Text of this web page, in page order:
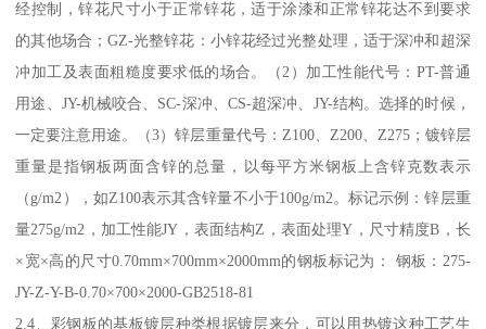
经控制，锌花尺寸小于正常锌花，适于涂漆和正常锌花达不到要求
的其他场合；GZ-光整锌花：小锌花经过光整处理，适于深冲和超深
冲加工及表面粗糙度要求低的场合。（2）加工性能代号：PT-普通
用途、JY-机械咬合、SC-深冲、CS-超深冲、JY-结构。选择的时候，
一定要注意用途。（3）锌层重量代号：Z100、Z200、Z275；镀锌层
重量是指钢板两面含锌的总量，以每平方米钢板上含锌克数表示
（g/m2），如Z100表示其含锌量不小于100g/m2。标记示例：锌层重
量275g/m2，加工性能JY，表面结构Z，表面处理Y，尺寸精度B，长
×宽×高的尺寸0.70mm×700mm×2000mm的钢板标记为： 钢板：275-
JY-Z-Y-B-0.70×700×2000-GB2518-81
2.4、彩钢板的基板镀层种类根据镀层来分，可以用热镀这种工艺生